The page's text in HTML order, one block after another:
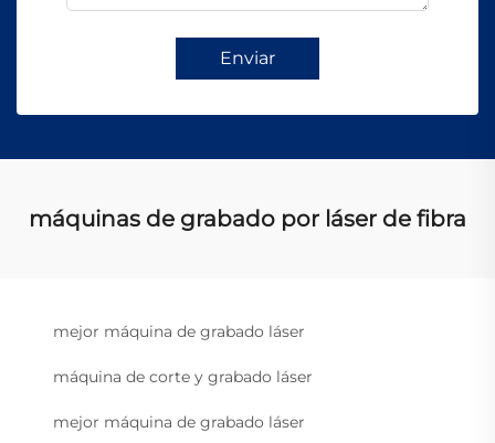
Enviar
máquinas de grabado por láser de fibra
mejor máquina de grabado láser
máquina de corte y grabado láser
mejor máquina de grabado láser